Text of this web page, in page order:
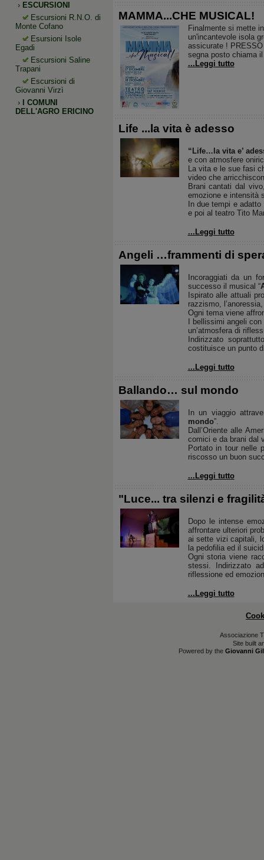
› ESCURSIONI
Escursioni R.N.O. di
Monte Cofano
Esursioni Isole
Egadi
Escursioni Saline
Trapani
Escursioni di
Giovanni Virzì
›
I COMUNI
DELL'AGRO ERICINO
MAMMA...CHE MUSICAL!
Finalmente si mette
un'incantevole isola
assicurate !
segna posto chiama
...Leggi tutto
Life ...la vita è adesso
“Life…la vita e’
e con atmosfere
La vita e le sue fasi
video che
Brani cantati dal
emozione e intensità
In due tempi e
e poi al teatro Tito
...Leggi tutto
Angeli …frammenti di
Incoraggiati da un
successo il musical “
Ispirato alle attuali
razzismo,
Ogni tema viene
I bellissimi angeli
un’atmosfera di
Indirizzato
costituisce un punto
...Leggi tutto
Ballando… sul mondo
In un viaggio
mondo”.
Dall’Oriente alle
comici e da brani dal
Portato in tour nelle
riscosso un buon
...Leggi tutto
"Luce... tra silenzi e
Dopo le intense
affrontare ulteriori
ai sette vizi capitali,
la pedofilia ed il
Ogni storia viene
stessi. Indirizzato
riflessione ed
...Leggi tutto
Associazione
Site built
Powered by the Giovanni